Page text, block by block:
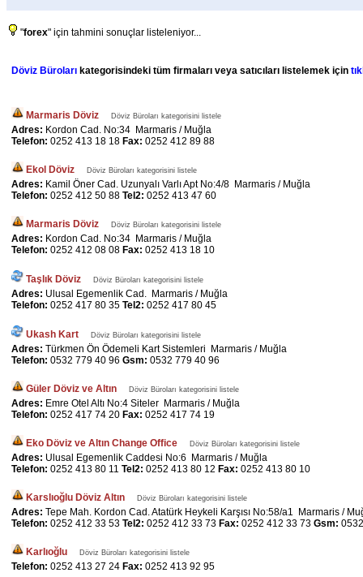
"forex" için tahmini sonuçlar listeleniyor...
Döviz Büroları kategorisindeki tüm firmaları veya satıcıları listelemek için
Marmaris Döviz Döviz Büroları kategorisini listele
Adres: Kordon Cad. No:34 Marmaris / Muğla
Telefon: 0252 413 18 18 Fax: 0252 412 89 88
Ekol Döviz Döviz Büroları kategorisini listele
Adres: Kamil Öner Cad. Uzunyalı Varlı Apt No:4/8 Marmaris / Muğla
Telefon: 0252 412 50 88 Tel2: 0252 413 47 60
Marmaris Döviz Döviz Büroları kategorisini listele
Adres: Kordon Cad. No:34 Marmaris / Muğla
Telefon: 0252 412 08 08 Fax: 0252 413 18 10
Taşlık Döviz Döviz Büroları kategorisini listele
Adres: Ulusal Egemenlik Cad. Marmaris / Muğla
Telefon: 0252 417 80 35 Tel2: 0252 417 80 45
Ukash Kart Döviz Büroları kategorisini listele
Adres: Türkmen Ön Ödemeli Kart Sistemleri Marmaris / Muğla
Telefon: 0532 779 40 96 Gsm: 0532 779 40 96
Güler Döviz ve Altın Döviz Büroları kategorisini listele
Adres: Emre Otel Altı No:4 Siteler Marmaris / Muğla
Telefon: 0252 417 74 20 Fax: 0252 417 74 19
Eko Döviz ve Altın Change Office Döviz Büroları kategorisini listele
Adres: Ulusal Egemenlik Caddesi No:6 Marmaris / Muğla
Telefon: 0252 413 80 11 Tel2: 0252 413 80 12 Fax: 0252 413 80 10
Karslıoğlu Döviz Altın Döviz Büroları kategorisini listele
Adres: Tepe Mah. Kordon Cad. Atatürk Heykeli Karşısı No:58/a1 Marmaris /
Telefon: 0252 412 33 53 Tel2: 0252 412 33 73 Fax: 0252 412 33 73 Gsm:
Karlıoğlu Döviz Büroları kategorisini listele
Telefon: 0252 413 27 24 Fax: 0252 413 92 95